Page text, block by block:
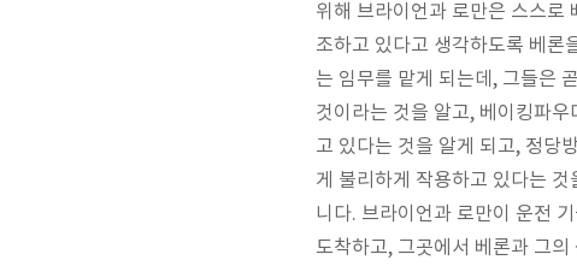
위해 브라이언과 로만은 스스로
조하고 있다고 생각하도록 베론
는 임무를 맡게 되는데, 그들은
것이라는 것을 알고, 베이킹파
고 있다는 것을 알게 되고, 정당
게 불리하게 작용하고 있다는
니다. 브라이언과 로만이 운전
도착하고, 그곳에서 베론과 그